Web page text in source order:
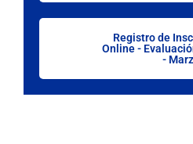
Registro de
Online -
-